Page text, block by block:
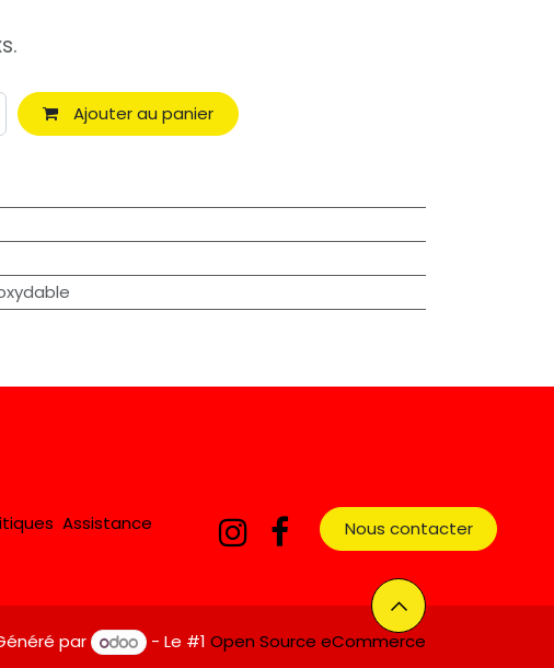
Ajouter au panier
Assistance Nous contacter​​​​​​
par - Le #1 Open Source eCommerce